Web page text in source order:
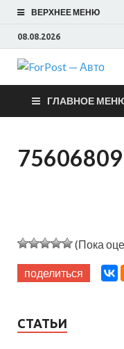
ВЕРХНЕЕ МЕНЮ
08.08.2026
ГЛАВНОЕ
(Пока
поделиться
СТАТЬИ